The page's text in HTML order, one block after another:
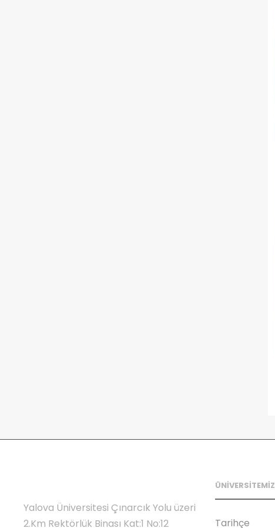
Yalova Üniversitesi Çınarcık Yolu üzeri
2.Km Rektörlük Binası Kat:1 No:12
ÜNİVERSİTEMİZ
Tarihçe